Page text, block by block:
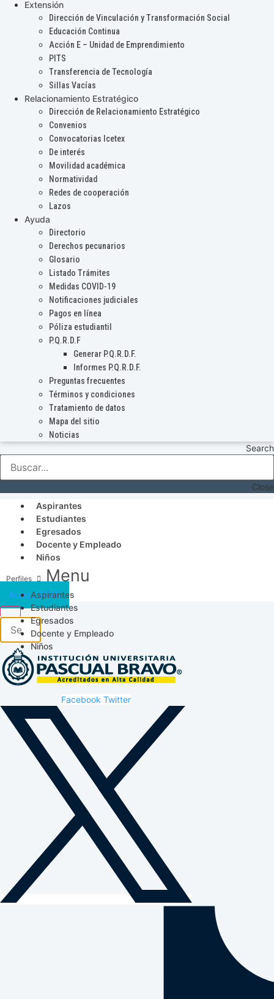
Extensión
Dirección de Vinculación y Transformación Social
Educación Continua
Acción E – Unidad de Emprendimiento
PITS
Transferencia de Tecnología
Sillas Vacías
Relacionamiento Estratégico
Dirección de Relacionamiento Estratégico
Convenios
Convocatorias Icetex
De interés
Movilidad académica
Normatividad
Redes de cooperación
Lazos
Ayuda
Directorio
Derechos pecunarios
Glosario
Listado Trámites
Medidas COVID-19
Notificaciones judiciales
Pagos en línea
Póliza estudiantil
P.Q.R.D.F
Generar P.Q.R.D.F.
Informes P.Q.R.D.F.
Preguntas frecuentes
Términos y condiciones
Tratamiento de datos
Mapa del sitio
Noticias
Search
Close
Aspirantes
Estudiantes
Egresados
Docente y Empleado
Niños
Menu
Aspirantes
Estudiantes
Egresados
Docente y Empleado
Niños
Acceso SICAU
Facebook Twitter